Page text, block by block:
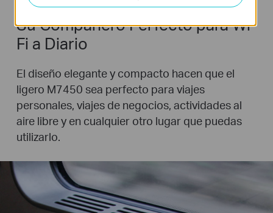
Su Compañero Perfecto para Wi-
Fi a Diario
El diseño elegante y compacto hacen que el
ligero M7450 sea perfecto para viajes
personales, viajes de negocios, actividades al
aire libre y en cualquier otro lugar que puedas
utilizarlo.